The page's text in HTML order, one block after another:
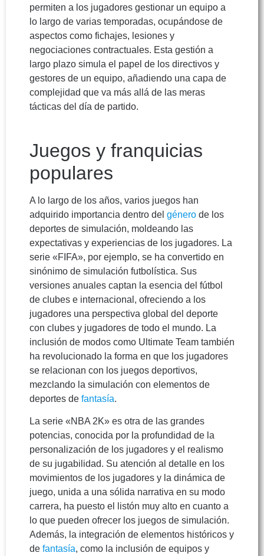
permiten a los jugadores gestionar un equipo a
lo largo de varias temporadas, ocupándose de
aspectos como fichajes, lesiones y
negociaciones contractuales. Esta gestión a
largo plazo simula el papel de los directivos y
gestores de un equipo, añadiendo una capa de
complejidad que va más allá de las meras
tácticas del día de partido.
Juegos y franquicias
populares
A lo largo de los años, varios juegos han
adquirido importancia dentro del género de los
deportes de simulación, moldeando las
expectativas y experiencias de los jugadores. La
serie «FIFA», por ejemplo, se ha convertido en
sinónimo de simulación futbolística. Sus
versiones anuales captan la esencia del fútbol
de clubes e internacional, ofreciendo a los
jugadores una perspectiva global del deporte
con clubes y jugadores de todo el mundo. La
inclusión de modos como Ultimate Team también
ha revolucionado la forma en que los jugadores
se relacionan con los juegos deportivos,
mezclando la simulación con elementos de
deportes de fantasía.
La serie «NBA 2K» es otra de las grandes
potencias, conocida por la profundidad de la
personalización de los jugadores y el realismo
de su jugabilidad. Su atención al detalle en los
movimientos de los jugadores y la dinámica de
juego, unida a una sólida narrativa en su modo
carrera, ha puesto el listón muy alto en cuanto a
lo que pueden ofrecer los juegos de simulación.
Además, la integración de elementos históricos y
de fantasía, como la inclusión de equipos y